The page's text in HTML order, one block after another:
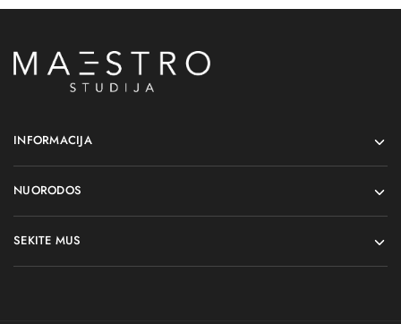
INFORMACIJA
NUORODOS
SEKITE MUS